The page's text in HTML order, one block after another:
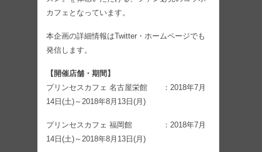
カフェとなっています。
本企画の詳細情報はTwitter・ホームページでも
発信します。
【開催店舗・期間】
プリンセスカフェ 名古屋栄館 ：2018年7月
14日(土)～2018年8月13日(月)
プリンセスカフェ 福岡館 ：2018年7月
14日(土)～2018年8月13日(月)